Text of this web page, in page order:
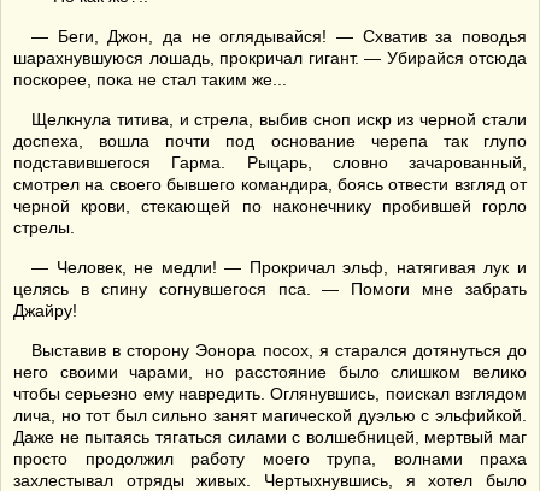
— Беги, Джон, да не оглядывайся! — Схватив за поводья
шарахнувшуюся лошадь, прокричал гигант. — Убирайся отсюда
поскорее, пока не стал таким же...
Щелкнула титива, и стрела, выбив сноп искр из черной стали
доспеха, вошла почти под основание черепа так глупо
подставившегося Гарма. Рыцарь, словно зачарованный,
смотрел на своего бывшего командира, боясь отвести взгляд от
черной крови, стекающей по наконечнику пробившей горло
стрелы.
— Человек, не медли! — Прокричал эльф, натягивая лук и
целясь в спину согнувшегося пса. — Помоги мне забрать
Джайру!
Выставив в сторону Эонора посох, я старался дотянуться до
него своими чарами, но расстояние было слишком велико
чтобы серьезно ему навредить. Оглянувшись, поискал взглядом
лича, но тот был сильно занят магической дуэлью с эльфийкой.
Даже не пытаясь тягаться силами с волшебницей, мертвый маг
просто продолжил работу моего трупа, волнами праха
захлестывал отряды живых. Чертыхнувшись, я хотел было